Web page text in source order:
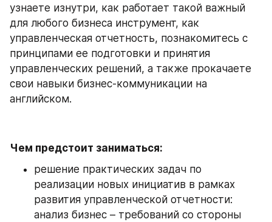
узнаете изнутри, как работает такой важный
для любого бизнеса инструмент, как
управленческая отчетность, познакомитесь с
принципами ее подготовки и принятия
управленческих решений, а также прокачаете
свои навыки бизнес-коммуникации на
английском.
Чем предстоит заниматься:
решение практических задач по
реализации новых инициатив в рамках
развития управленческой отчетности:
анализ бизнес – требований со стороны